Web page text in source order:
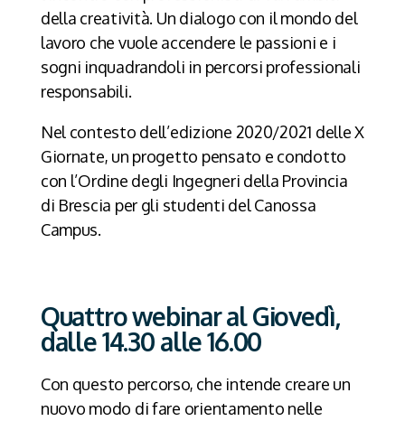
della creatività. Un dialogo con il mondo del
lavoro che vuole accendere le passioni e i
sogni inquadrandoli in percorsi professionali
responsabili.
Nel contesto dell’edizione 2020/2021 delle X
Giornate, un progetto pensato e condotto
con l’Ordine degli Ingegneri della Provincia
di Brescia per gli studenti del Canossa
Campus.
Quattro webinar al Giovedì,
dalle 14.30 alle 16.00
Con questo percorso, che intende creare un
nuovo modo di fare orientamento nelle